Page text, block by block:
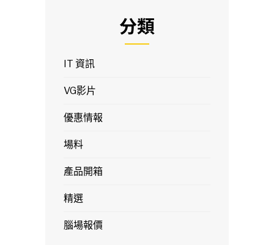
分類
IT 資訊
VG影片
優惠情報
場料
產品開箱
精選
腦場報價